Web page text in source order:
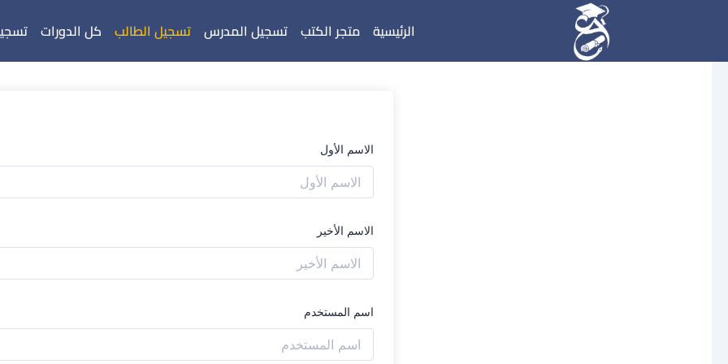
الرئيسية متجر الكتب تسجيل المدرس تسجيل الطالب كل الدورات
الاسم الأول
الاسم الأخير
اسم المستخدم